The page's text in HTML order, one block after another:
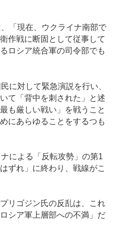
「現在、ウクライナ南部で
作戦に断固として従事して
ロシア統合軍の司令部でも
に対して緊急演説を行い、
て「背中を刺された」と述
も厳しい戦い」を戦うこと
にあらゆることをするつも
による「反転攻勢」の第1
ずれ」に終わり、戦線がこ
リゴジン氏の反乱は、これ
シア軍上層部への不満」だ